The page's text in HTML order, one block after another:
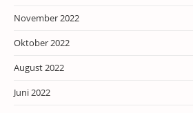
November 2022
Oktober 2022
August 2022
Juni 2022